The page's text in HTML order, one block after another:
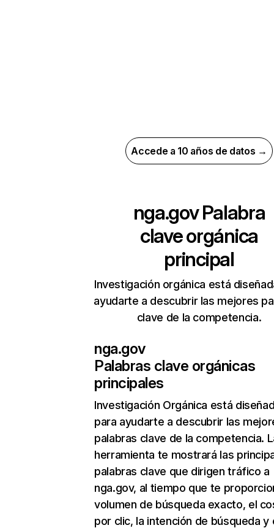
Accede a 10 años de datos →
nga.govPalabra
clave orgánica
principal
Investigación orgánica está
ayudarte a descubrir las mejores
clave de la competencia.
nga.gov
Palabras clave orgánicas
principales
Investigación Orgánica está
para ayudarte a descubrir las
palabras clave de la competencia.
herramienta te mostrará las
palabras clave que dirigen tráfico a
nga.gov, al tiempo que te
volumen de búsqueda exacto, el
por clic, la intención de búsqueda y